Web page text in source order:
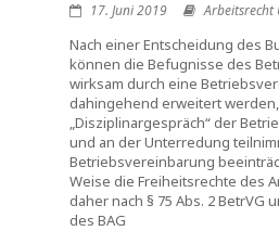
17. Juni 2019 Arbeitsrecht
Nach einer Entscheidung des
können die Befugnisse des
wirksam durch eine
dahingehend erweitert
„Disziplinargespräch“ der
und an der Unterredung
Betriebsvereinbarung
Weise die Freiheitsrechte des
daher nach § 75 Abs. 2 BetrVG
des BAG